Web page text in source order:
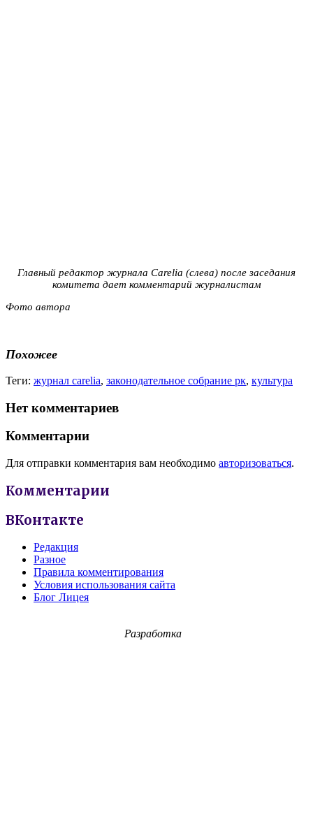
Главный редактор журнала Carelia (слева) после заседания
комитета дает комментарий журналистам
Фото автора
Похожее
Теги: журнал carelia, законодательное собрание рк, культура
Нет комментариев
Комментарии
Для отправки комментария вам необходимо авторизоваться.
Комментарии
ВКонтакте
Редакция
Разное
Правила комментирования
Условия использования сайта
Блог Лицея
Разработка